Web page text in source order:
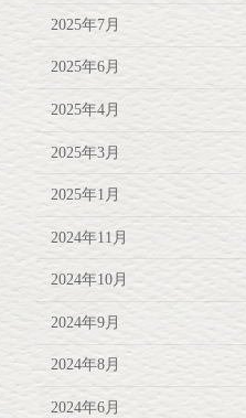
2025年7月
2025年6月
2025年4月
2025年3月
2025年1月
2024年11月
2024年10月
2024年9月
2024年8月
2024年6月